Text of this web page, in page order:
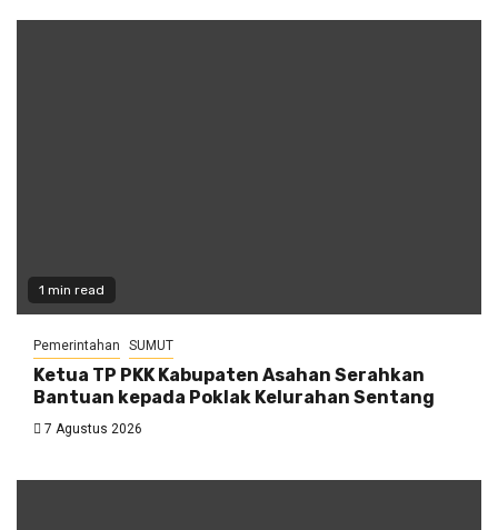
1 min read
Pemerintahan SUMUT
Ketua TP PKK Kabupaten Asahan Serahkan
Bantuan kepada Poklak Kelurahan Sentang
7 Agustus 2026